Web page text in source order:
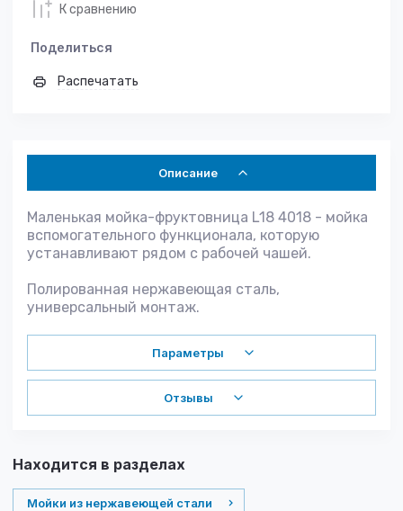
К сравнению
Поделиться
Распечатать
Описание
Маленькая мойка-фруктовница L18 4018 - мойка
вспомогательного функционала, которую
устанавливают рядом с рабочей чашей.
Полированная нержавеющая сталь,
универсальный монтаж.
Параметры
Отзывы
Находится в разделах
Мойки из нержавеющей стали